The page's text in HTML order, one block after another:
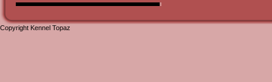
Copyright Kennel Topaz